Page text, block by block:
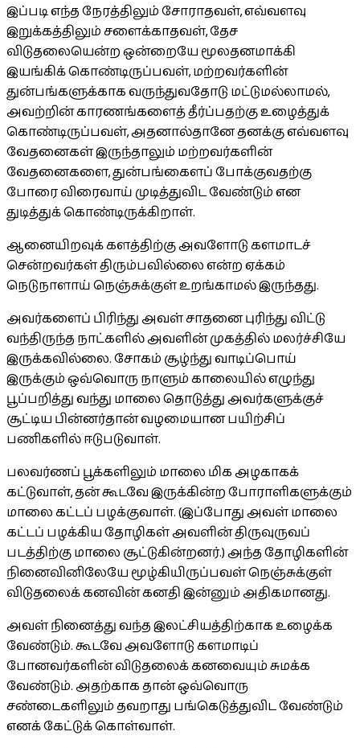
இப்படி எந்த நேரத்திலும் சோராதவள், எவ்வளவு
இறுக்கத்திலும் சளைக்காதவள், தேச
விடுதலையென்ற ஒன்றையே மூலதனமாக்கி
இயங்கிக் கொண்டிருப்பவள், மற்றவர்களின்
துன்பங்களுக்காக வருந்துவதோடு மட்டுமல்லாமல்,
அவற்றின் காரணங்களைத் தீர்ப்பதற்கு உழைத்துக்
கொண்டிருப்பவள், அதனால்தானே தனக்கு எவ்வளவு
வேதனைகள் இருந்தாலும் மற்றவர்களின்
வேதனைகளை, துன்பங்கைளப் போக்குவதற்கு
போரை விரைவாய் முடித்துவிட வேண்டும் என
துடித்துக் கொண்டிருக்கிறாள்.
ஆனையிறவுக் களத்திற்கு அவளோடு களமாடச்
சென்றவர்கள் திரும்பவில்லை என்ற ஏக்கம்
நெடுநாளாய் நெஞ்சுக்குள் உறங்காமல் இருந்தது.
அவர்களைப் பிரிந்து அவள் சாதனை புரிந்து விட்டு
வந்திருந்த நாட்களில் அவளின் முகத்தில் மலர்ச்சியே
இருக்கவில்லை. சோகம் சூழ்ந்து வாடிப்பொய்
இருக்கும் ஒவ்வொரு நாளும் காலையில் எழுந்து
பூப்பறித்து வந்து மாலை தொடுத்து அவர்களுக்குச்
சூட்டிய பின்னர்தான் வழமையான பயிற்சிப்
பணிகளில் ஈடுபடுவாள்.
பலவர்ணப் பூக்களிலும் மாலை மிக அழகாகக்
கட்டுவாள், தன் கூடவே இருக்கின்ற போராளிகளுக்கும்
மாலை கட்டப் பழக்குவாள். (இப்போது அவள் மாலை
கட்டப் பழக்கிய தோழிகள் அவளின் திருவுருவப்
படத்திற்கு மாலை சூட்டுகின்றனர்.) அந்த தோழிகளின்
நினைவினிலேயே மூழ்கியிருப்பவள் நெஞ்சுக்குள்
விடுதலைக் கனவின் கனதி இன்னும் அதிகமானது.
அவள் நினைத்து வந்த இலட்சியத்திற்காக உழைக்க
வேண்டும். கூடவே அவளோடு களமாடிப்
போனவர்களின் விடுதலைக் கனவையும் சுமக்க
வேண்டும். அதற்காக தான் ஒவ்வொரு
சண்டைகளிலும் தவறாது பங்கெடுத்துவிட வேண்டும்
எனக் கேட்டுக் கொள்வாள்.